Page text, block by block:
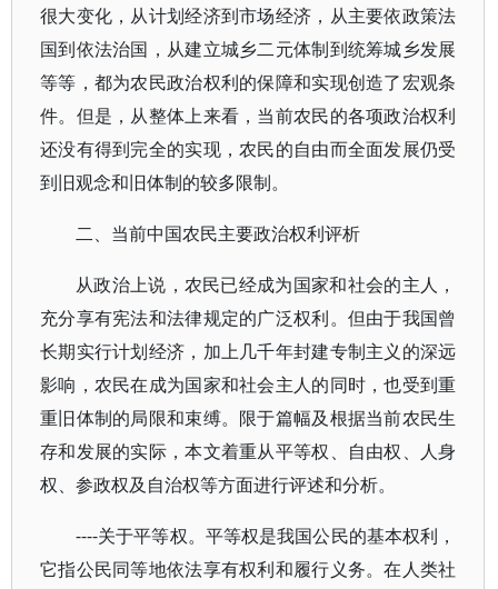
很大变化，从计划经济到市场经济，从主要依政策法
国到依法治国，从建立城乡二元体制到统筹城乡发展
等等，都为农民政治权利的保障和实现创造了宏观条
件。但是，从整体上来看，当前农民的各项政治权利
还没有得到完全的实现，农民的自由而全面发展仍受
到旧观念和旧体制的较多限制。
二、当前中国农民主要政治权利评析
从政治上说，农民已经成为国家和社会的主人，
充分享有宪法和法律规定的广泛权利。但由于我国曾
长期实行计划经济，加上几千年封建专制主义的深远
影响，农民在成为国家和社会主人的同时，也受到重
重旧体制的局限和束缚。限于篇幅及根据当前农民生
存和发展的实际，本文着重从平等权、自由权、人身
权、参政权及自治权等方面进行评述和分析。
----关于平等权。平等权是我国公民的基本权利，
它指公民同等地依法享有权利和履行义务。在人类社